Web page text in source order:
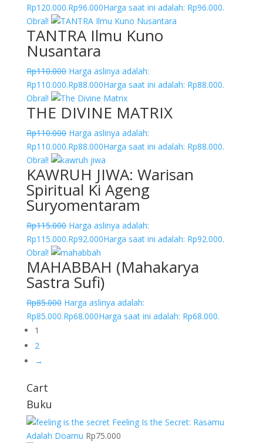
Rp120.000.Rp96.000Harga saat ini adalah: Rp96.000.
Obral!
TANTRA Ilmu Kuno
Nusantara
Rp110.000 Harga aslinya adalah:
Rp110.000.Rp88.000Harga saat ini adalah: Rp88.000.
Obral!
THE DIVINE MATRIX
Rp110.000 Harga aslinya adalah:
Rp110.000.Rp88.000Harga saat ini adalah: Rp88.000.
Obral!
KAWRUH JIWA: Warisan
Spiritual Ki Ageng
Suryomentaram
Rp115.000 Harga aslinya adalah:
Rp115.000.Rp92.000Harga saat ini adalah: Rp92.000.
Obral!
MAHABBAH (Mahakarya
Sastra Sufi)
Rp85.000 Harga aslinya adalah:
Rp85.000.Rp68.000Harga saat ini adalah: Rp68.000.
1
2
→
Cart
Buku
Feeling Is the Secret: Rasamu
Adalah Doamu Rp75.000